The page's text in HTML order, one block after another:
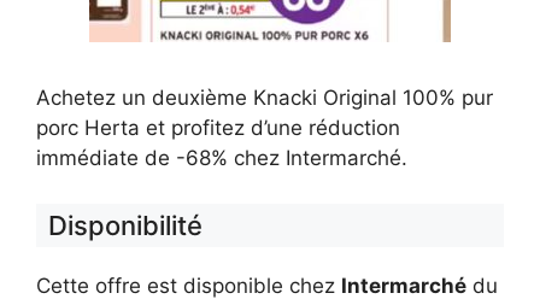
Achetez un deuxième Knacki Original 100% pur
porc Herta et profitez d’une réduction
immédiate de -68% chez Intermarché.
Disponibilité
Cette offre est disponible chez Intermarché du